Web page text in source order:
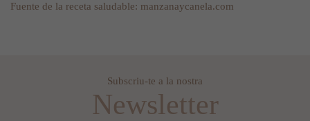
Fuente de la receta saludable: manzanaycanela.com
Subscriu-te a la nostra
Newsletter